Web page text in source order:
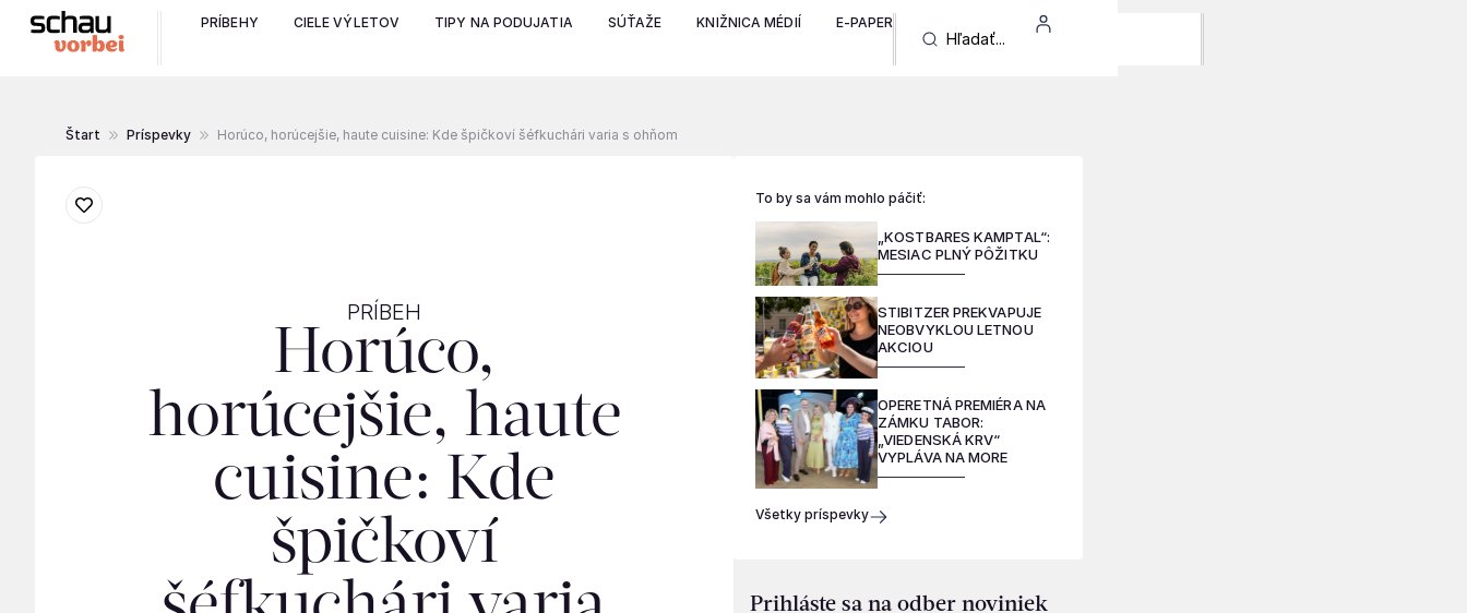
PRÍBEHY CIELE VÝLETOV TIPY NA PODUJATIA SÚŤAŽE KNIŽNICA MÉDIÍ E-PAPER
Štart Príspevky Horúco, horúcejšie, haute cuisine: Kde špičkoví šéfkuchári varia s ohňom
PRÍBEH
Horúco,
horúcejšie, haute
cuisine: Kde
špičkoví
To by sa vám mohlo páčiť:
„KOSTBARES KAMPTAL“:
MESIAC PLNÝ PÔŽITKU
STIBITZER PREKVAPUJE
NEOBVYKLOU LETNOU
AKCIOU
OPERETNÁ PREMIÉRA NA
ZÁMKU TABOR:
„VIEDENSKÁ KRV“
VYPLÁVA NA MORE
Všetky príspevky
Prihláste sa na odber noviniek